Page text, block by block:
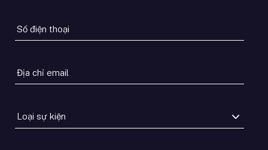
Số
điện
Địa
chỉ
Loại
sự